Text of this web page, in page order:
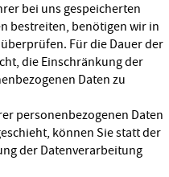
bei uns gespeicherten
bestreiten, benötigen wir in
Für die Dauer der
die Einschränkung der
Daten zu
personenbezogenen Daten
können Sie statt der
der Datenverarbeitung